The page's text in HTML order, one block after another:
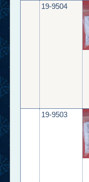
19-9504
19-9503